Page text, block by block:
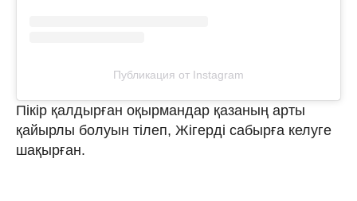
Публикация от Instagram
Пікір қалдырған оқырмандар қазаның арты
қайырлы болуын тілеп, Жігерді сабырға келуге
шақырған.